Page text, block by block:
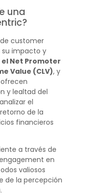
una
customer
impacto y
Net Promoter
Value (CLV), y
y lealtad del
el
de la
financieros
a través de
en
valiosos
de la percepción